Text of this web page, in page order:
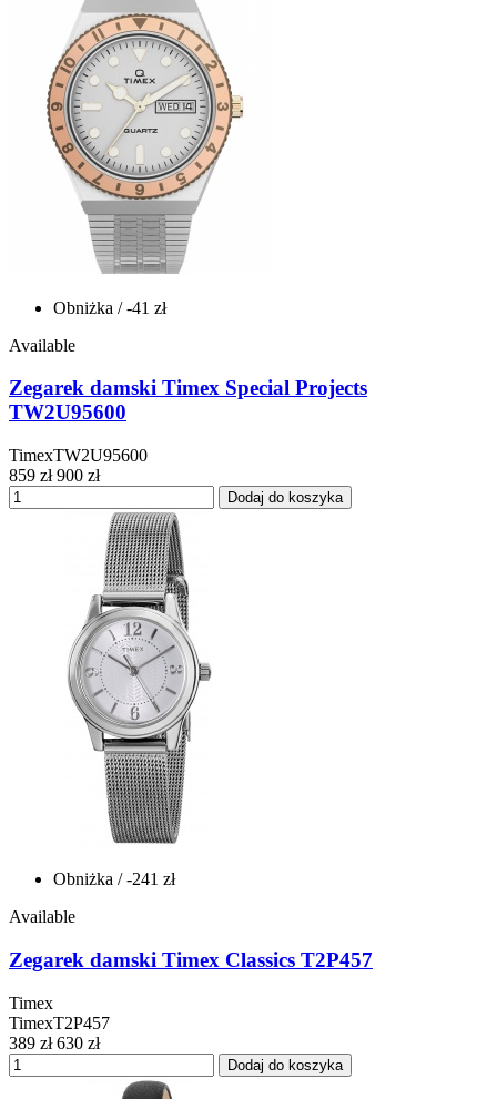
Obniżka / -41 zł
Available
Zegarek damski Timex Special Projects
TW2U95600
TimexTW2U95600
859 zł 900 zł
Dodaj do koszyka
Obniżka / -241 zł
Available
Zegarek damski Timex Classics T2P457
Timex
TimexT2P457
389 zł 630 zł
Dodaj do koszyka